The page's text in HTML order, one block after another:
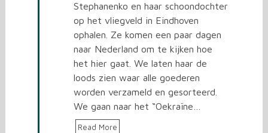
Stephanenko en haar schoondochter
op het vliegveld in Eindhoven
ophalen. Ze komen een paar dagen
naar Nederland om te kijken hoe
het hier gaat. We laten haar de
loods zien waar alle goederen
worden verzameld en gesorteerd.
We gaan naar het “Oekraïne…
Read More